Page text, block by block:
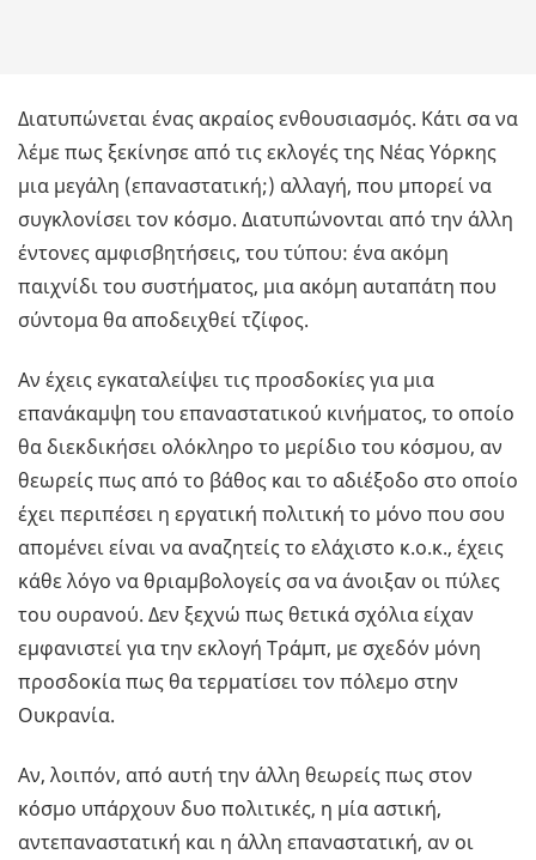
Διατυπώνεται ένας ακραίος ενθουσιασμός. Κάτι σα να
λέμε πως ξεκίνησε από τις εκλογές της Νέας Υόρκης
μια μεγάλη (επαναστατική;) αλλαγή, που μπορεί να
συγκλονίσει τον κόσμο. Διατυπώνονται από την άλλη
έντονες αμφισβητήσεις, του τύπου: ένα ακόμη
παιχνίδι του συστήματος, μια ακόμη αυταπάτη που
σύντομα θα αποδειχθεί τζίφος.
Αν έχεις εγκαταλείψει τις προσδοκίες για μια
επανάκαμψη του επαναστατικού κινήματος, το οποίο
θα διεκδικήσει ολόκληρο το μερίδιο του κόσμου, αν
θεωρείς πως από το βάθος και το αδιέξοδο στο οποίο
έχει περιπέσει η εργατική πολιτική το μόνο που σου
απομένει είναι να αναζητείς το ελάχιστο κ.ο.κ., έχεις
κάθε λόγο να θριαμβολογείς σα να άνοιξαν οι πύλες
του ουρανού. Δεν ξεχνώ πως θετικά σχόλια είχαν
εμφανιστεί για την εκλογή Τράμπ, με σχεδόν μόνη
προσδοκία πως θα τερματίσει τον πόλεμο στην
Ουκρανία.
Αν, λοιπόν, από αυτή την άλλη θεωρείς πως στον
κόσμο υπάρχουν δυο πολιτικές, η μία αστική,
αντεπαναστατική και η άλλη επαναστατική, αν οι